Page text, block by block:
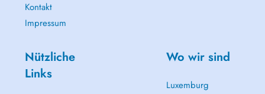
Kontakt
Impressum
Nützliche
Links
Wo wir sind
Luxemburg